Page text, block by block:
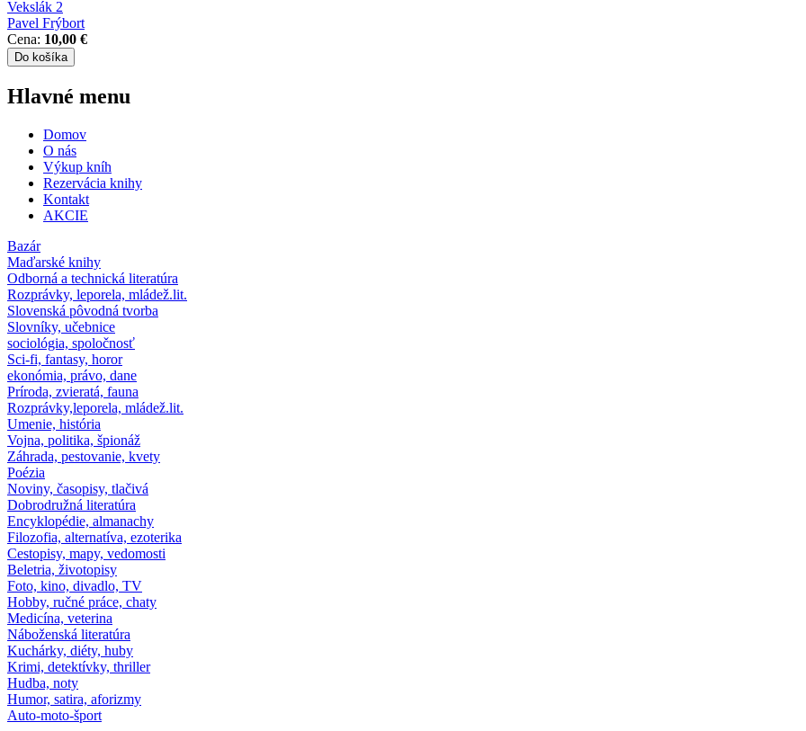
Vekslák 2
Pavel Frýbort
Cena: 10,00 €
Hlavné menu
Domov
O nás
Výkup kníh
Rezervácia knihy
Kontakt
AKCIE
Bazár
Maďarské knihy
Odborná a technická literatúra
Rozprávky, leporela, mládež.lit.
Slovenská pôvodná tvorba
Slovníky, učebnice
sociológia, spoločnosť
Sci-fi, fantasy, horor
ekonómia, právo, dane
Príroda, zvieratá, fauna
Rozprávky,leporela, mládež.lit.
Umenie, história
Vojna, politika, špionáž
Záhrada, pestovanie, kvety
Poézia
Noviny, časopisy, tlačivá
Dobrodružná literatúra
Encyklopédie, almanachy
Filozofia, alternatíva, ezoterika
Cestopisy, mapy, vedomosti
Beletria, životopisy
Foto, kino, divadlo, TV
Hobby, ručné práce, chaty
Medicína, veterina
Náboženská literatúra
Kuchárky, diéty, huby
Krimi, detektívky, thriller
Hudba, noty
Humor, satira, aforizmy
Auto-moto-šport